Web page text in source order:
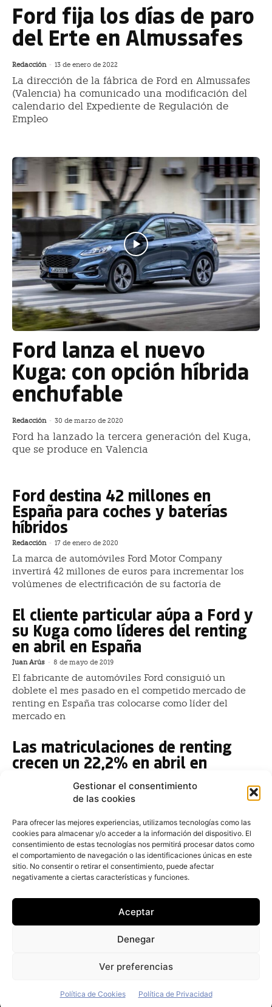
Gestionar el consentimiento
de las cookies
Para ofrecer las mejores experiencias, utilizamos tecnologías como las
cookies para almacenar y/o acceder a la información del dispositivo. El
consentimiento de estas tecnologías nos permitirá procesar datos como
el comportamiento de navegación o las identificaciones únicas en este
sitio. No consentir o retirar el consentimiento, puede afectar
negativamente a ciertas características y funciones.
Aceptar
Denegar
Ver preferencias
Política de Cookies Política de Privacidad
Ford fija los días de paro
del Erte en Almussafes
Redacción - 13 de enero de 2022
La dirección de la fábrica de Ford en Almussafes
(Valencia) ha comunicado una modificación del
calendario del Expediente de Regulación de
Empleo
Ford lanza el nuevo
Kuga: con opción híbrida
enchufable
Redacción - 30 de marzo de 2020
Ford ha lanzado la tercera generación del Kuga,
que se produce en Valencia
Ford destina 42 millones en
España para coches y baterías
híbridos
Redacción - 17 de enero de 2020
La marca de automóviles Ford Motor Company
invertirá 42 millones de euros para incrementar los
volúmenes de electrificación de su factoría de
El cliente particular aúpa a Ford y
su Kuga como líderes del renting
en abril en España
Juan Arús - 8 de mayo de 2019
El fabricante de automóviles Ford consiguió un
doblete el mes pasado en el competido mercado de
renting en España tras colocarse como líder del
mercado en
Las matriculaciones de renting
crecen un 22,2% en abril en
España, con 29.830 unidades
3 de mayo de 2019
22,2% en España en abril pasado con 25.882 unidades
comercializadas, lo que situó este segmento como uno
La nueva generación del Ford
Kuga lleva a la planta de
Amussafes 750 millones de euros
20 de noviembre de 2017
Ford invertirá 750 millones de euros en la fabricación
de la próxima generación del modelo Kuga en la
© Newspaper WordPress Theme by TagDiv